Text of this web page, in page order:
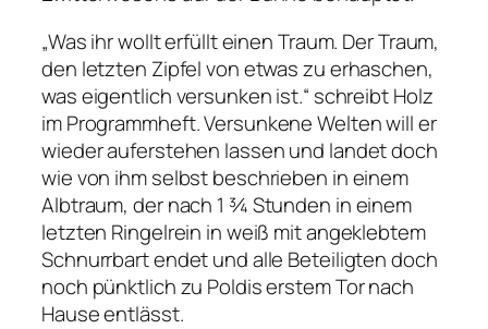
„Was ihr wollt erfüllt einen Traum. Der Traum,
den letzten Zipfel von etwas zu erhaschen,
was eigentlich versunken ist.“ schreibt Holz
im Programmheft. Versunkene Welten will er
wieder auferstehen lassen und landet doch
wie von ihm selbst beschrieben in einem
Albtraum, der nach 1 ¾ Stunden in einem
letzten Ringelrein in weiß mit angeklebtem
Schnurrbart endet und alle Beteiligten doch
noch pünktlich zu Poldis erstem Tor nach
Hause entlässt.